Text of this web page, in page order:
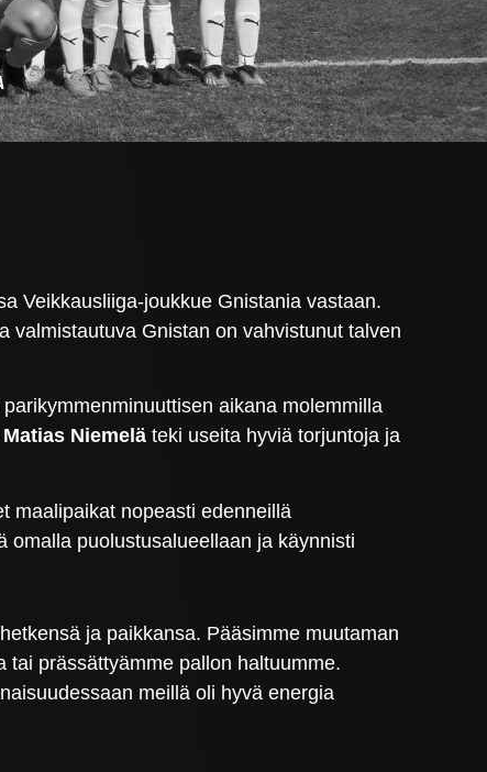
Veikkausliiga-joukkue Gnistania vastaan.
valmistautuva Gnistan on vahvistunut talven
aikana molemmilla
Matias Niemeläteki useita hyviä torjuntoja ja
maalipaikat nopeasti edenneillä
omalla puolustusalueellaan ja käynnisti
ja paikkansa. Pääsimme muutaman
tai prässättyämme pallon haltuumme.
meillä oli hyvä energia